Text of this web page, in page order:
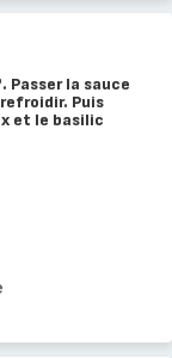
la sauce
Puis
et le basilic